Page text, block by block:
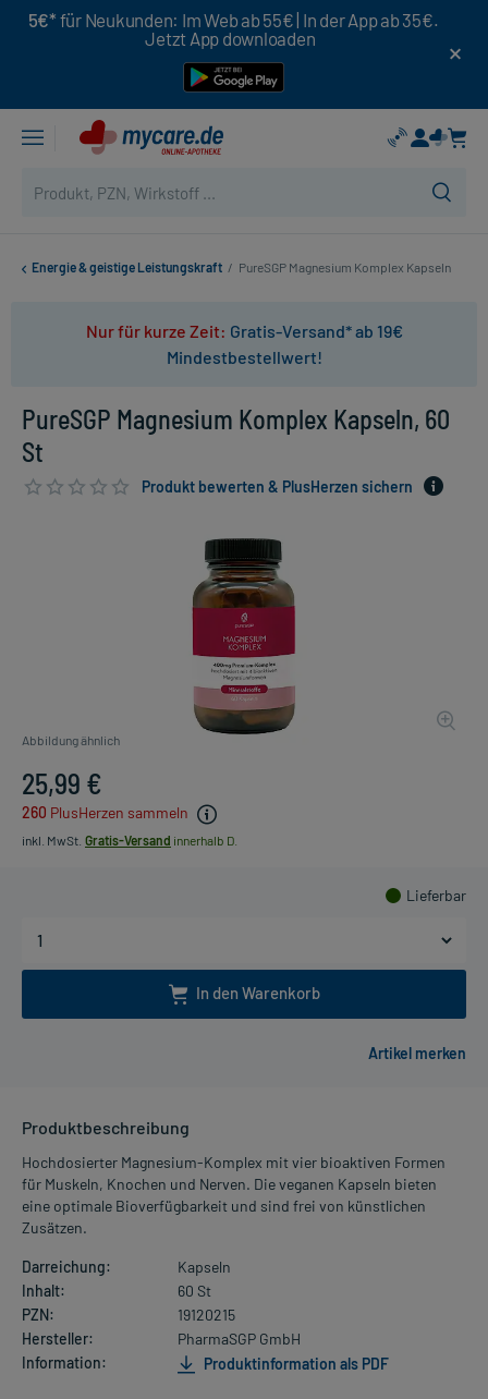
5€* für Neukunden: Im Web ab 55€ | In der App ab 35€.
Jetzt App downloaden
Energie & geistige Leistungskraft / PureSGP Magnesium Komplex Kapseln
Nur für kurze Zeit: Gratis-Versand* ab 19€
Mindestbestellwert!
PureSGP Magnesium Komplex Kapseln, 60
St
Produkt bewerten & PlusHerzen sichern
Abbildung ähnlich
25,99 €
260 PlusHerzen sammeln
inkl. MwSt. Gratis-Versand innerhalb D.
Lieferbar
In den Warenkorb
Produktbeschreibung
Hochdosierter Magnesium-Komplex mit vier bioaktiven Formen
für Muskeln, Knochen und Nerven. Die veganen Kapseln bieten
eine optimale Bioverfügbarkeit und sind frei von künstlichen
Zusätzen.
Darreichung:
Kapseln
Inhalt:
60 St
PZN:
19120215
Hersteller:
PharmaSGP GmbH
Information:
Produktinformation als PDF